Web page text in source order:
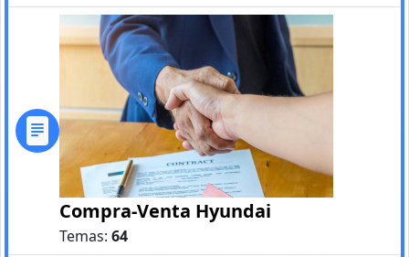
Compra-Venta Hyundai
Temas: 64